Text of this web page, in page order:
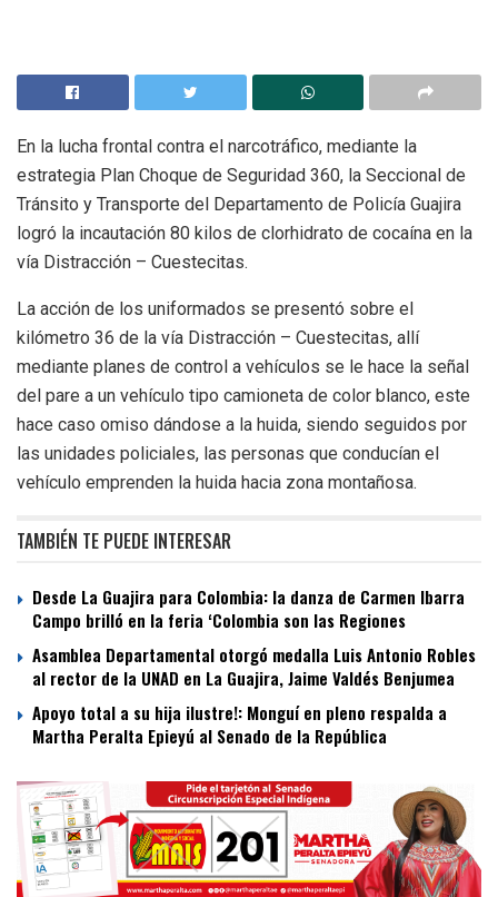
En la lucha frontal contra el narcotráfico, mediante la
estrategia Plan Choque de Seguridad 360, la Seccional de
Tránsito y Transporte del Departamento de Policía Guajira
logró la incautación 80 kilos de clorhidrato de cocaína en la
vía Distracción – Cuestecitas.
La acción de los uniformados se presentó sobre el
kilómetro 36 de la vía Distracción – Cuestecitas, allí
mediante planes de control a vehículos se le hace la señal
del pare a un vehículo tipo camioneta de color blanco, este
hace caso omiso dándose a la huida, siendo seguidos por
las unidades policiales, las personas que conducían el
vehículo emprenden la huida hacia zona montañosa.
TAMBIÉN TE PUEDE INTERESAR
Desde La Guajira para Colombia: la danza de Carmen Ibarra
Campo brilló en la feria ‘Colombia son las Regiones
Asamblea Departamental otorgó medalla Luis Antonio Robles
al rector de la UNAD en La Guajira, Jaime Valdés Benjumea
Apoyo total a su hija ilustre!: Monguí en pleno respalda a
Martha Peralta Epieyú al Senado de la República